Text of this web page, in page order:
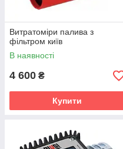
Витратоміри палива з
фільтром київ
В наявності
4 600 ₴
Купити